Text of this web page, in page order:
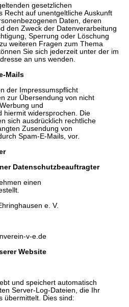
gesetzlichen
Recht auf unentgeltliche Auskunft
Daten, deren
den Zweck der Datenverarbeitung
Sperrung oder Löschung
weiteren Fragen zum Thema
Sie sich jederzeit unter der im
an uns wenden.
Mails
der Impressumspflicht
zur Übersendung von nicht
und
hiermit widersprochen. Die
sich ausdrücklich rechtliche
Zusendung von
Spam-E-Mails, vor.
Datenschutzbeauftragter
einen
e. V.
v-e.de
Website
und speichert automatisch
Server-Log-Dateien, die Ihr
übermittelt. Dies sind: